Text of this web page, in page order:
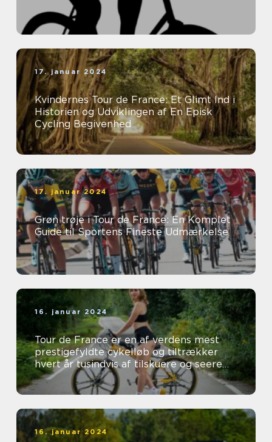
17. januar 2024
Kvindernes Tour de France: Et Glimt Ind i
Historien og Udviklingen af En Episk
Cycling Begivenhed
17. januar 2024
Grøn trøje i Tour de France: En Komplet
Guide til Sportens Fineste Udmærkelse
16. januar 2024
Tour de France er en af verdens mest
prestigefyldte cykelløb og tiltrækker
hvert år tusindvis af tilskuere og seere
fra hele verden
16. januar 2024